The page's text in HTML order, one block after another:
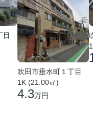
目
吹田市垂水町１丁目
1K (21.00㎡)
4.3万円